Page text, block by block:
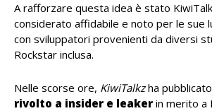
A rafforzare questa idea è stato
considerato affidabile e noto per le sue
con sviluppatori provenienti da diversi
Rockstar inclusa.
Nelle scorse ore, KiwiTalkzha
rivolto a insider e leaker in merito a